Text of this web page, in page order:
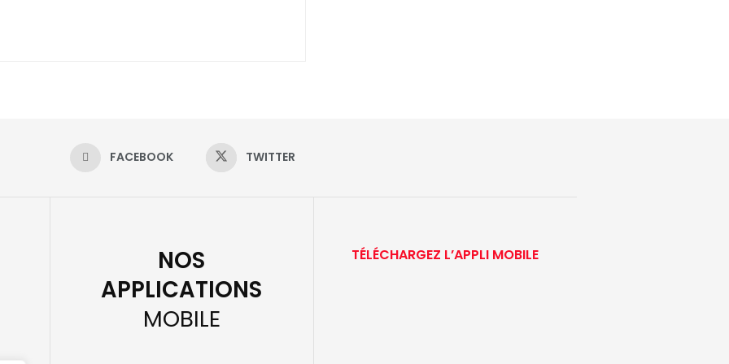
FACEBOOK TWITTER
NOS
APPLICATIONS
MOBILE
TÉLÉCHARGEZ L’APPLI MOBILE